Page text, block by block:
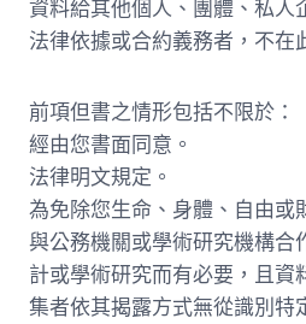
資料給其他個人、團體、私人
法律依據或合約義務者，不在
前項但書之情形包括不限於：
經由您書面同意。
法律明文規定。
為免除您生命、身體、自由或
與公務機關或學術研究機構合
計或學術研究而有必要，且資
集者依其揭露方式無從識別特